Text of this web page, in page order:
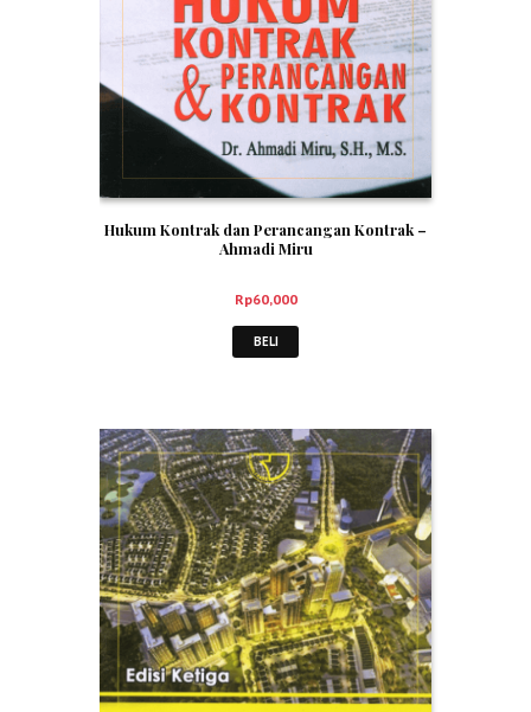
Hukum Kontrak dan Perancangan Kontrak –
Ahmadi Miru
Rp60,000
BELI